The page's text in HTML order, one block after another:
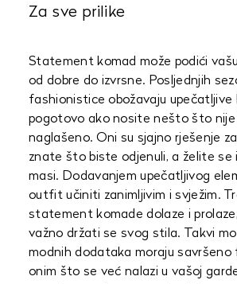
Za sve prilike
Statement komad može podići
od dobre do izvrsne. Posljednjih
fashionistice obožavaju upečatljive
pogotovo ako nosite nešto što
naglašeno. Oni su sjajno rješenje
znate što biste odjenuli, a želite se
masi. Dodavanjem upečatljivog
outfit učiniti zanimljivim i svježim.
statement komade dolaze i
važno držati se svog stila. Takvi
modnih dodataka moraju savršeno
onim što se već nalazi u vašoj